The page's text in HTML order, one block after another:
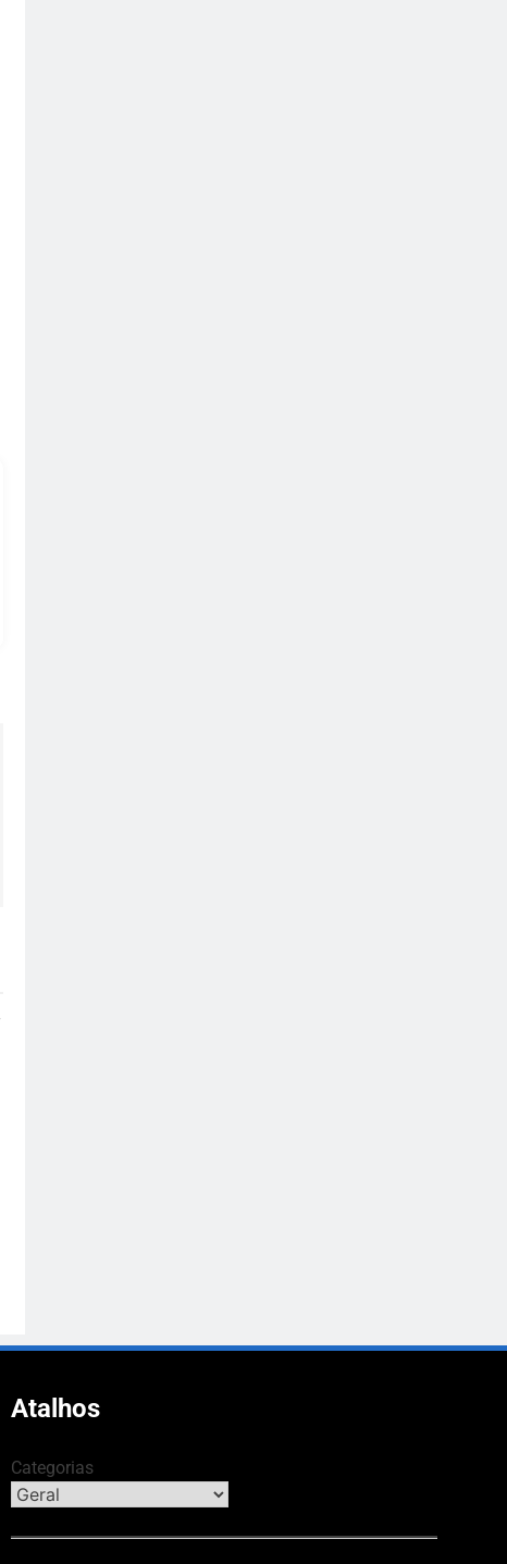
Atalhos
Categorias